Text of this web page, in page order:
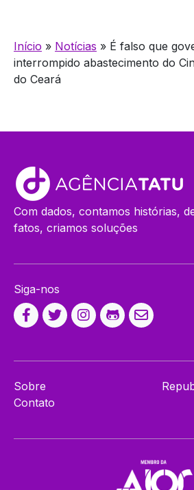
Início » Notícias » É falso que
interrompido abastecimento do
do Ceará
Com dados, contamos histórias,
fatos, criamos soluções
Siga-nos
Sobre
Contato